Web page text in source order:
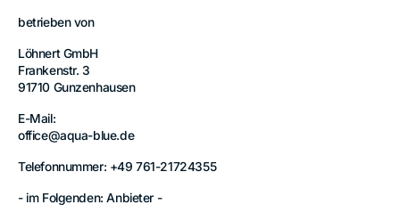
betrieben von
Löhnert GmbH
Frankenstr. 3
91710 Gunzenhausen
E-Mail:
office@aqua-blue.de
Telefonnummer: +49 761-21724355
- im Folgenden: Anbieter -